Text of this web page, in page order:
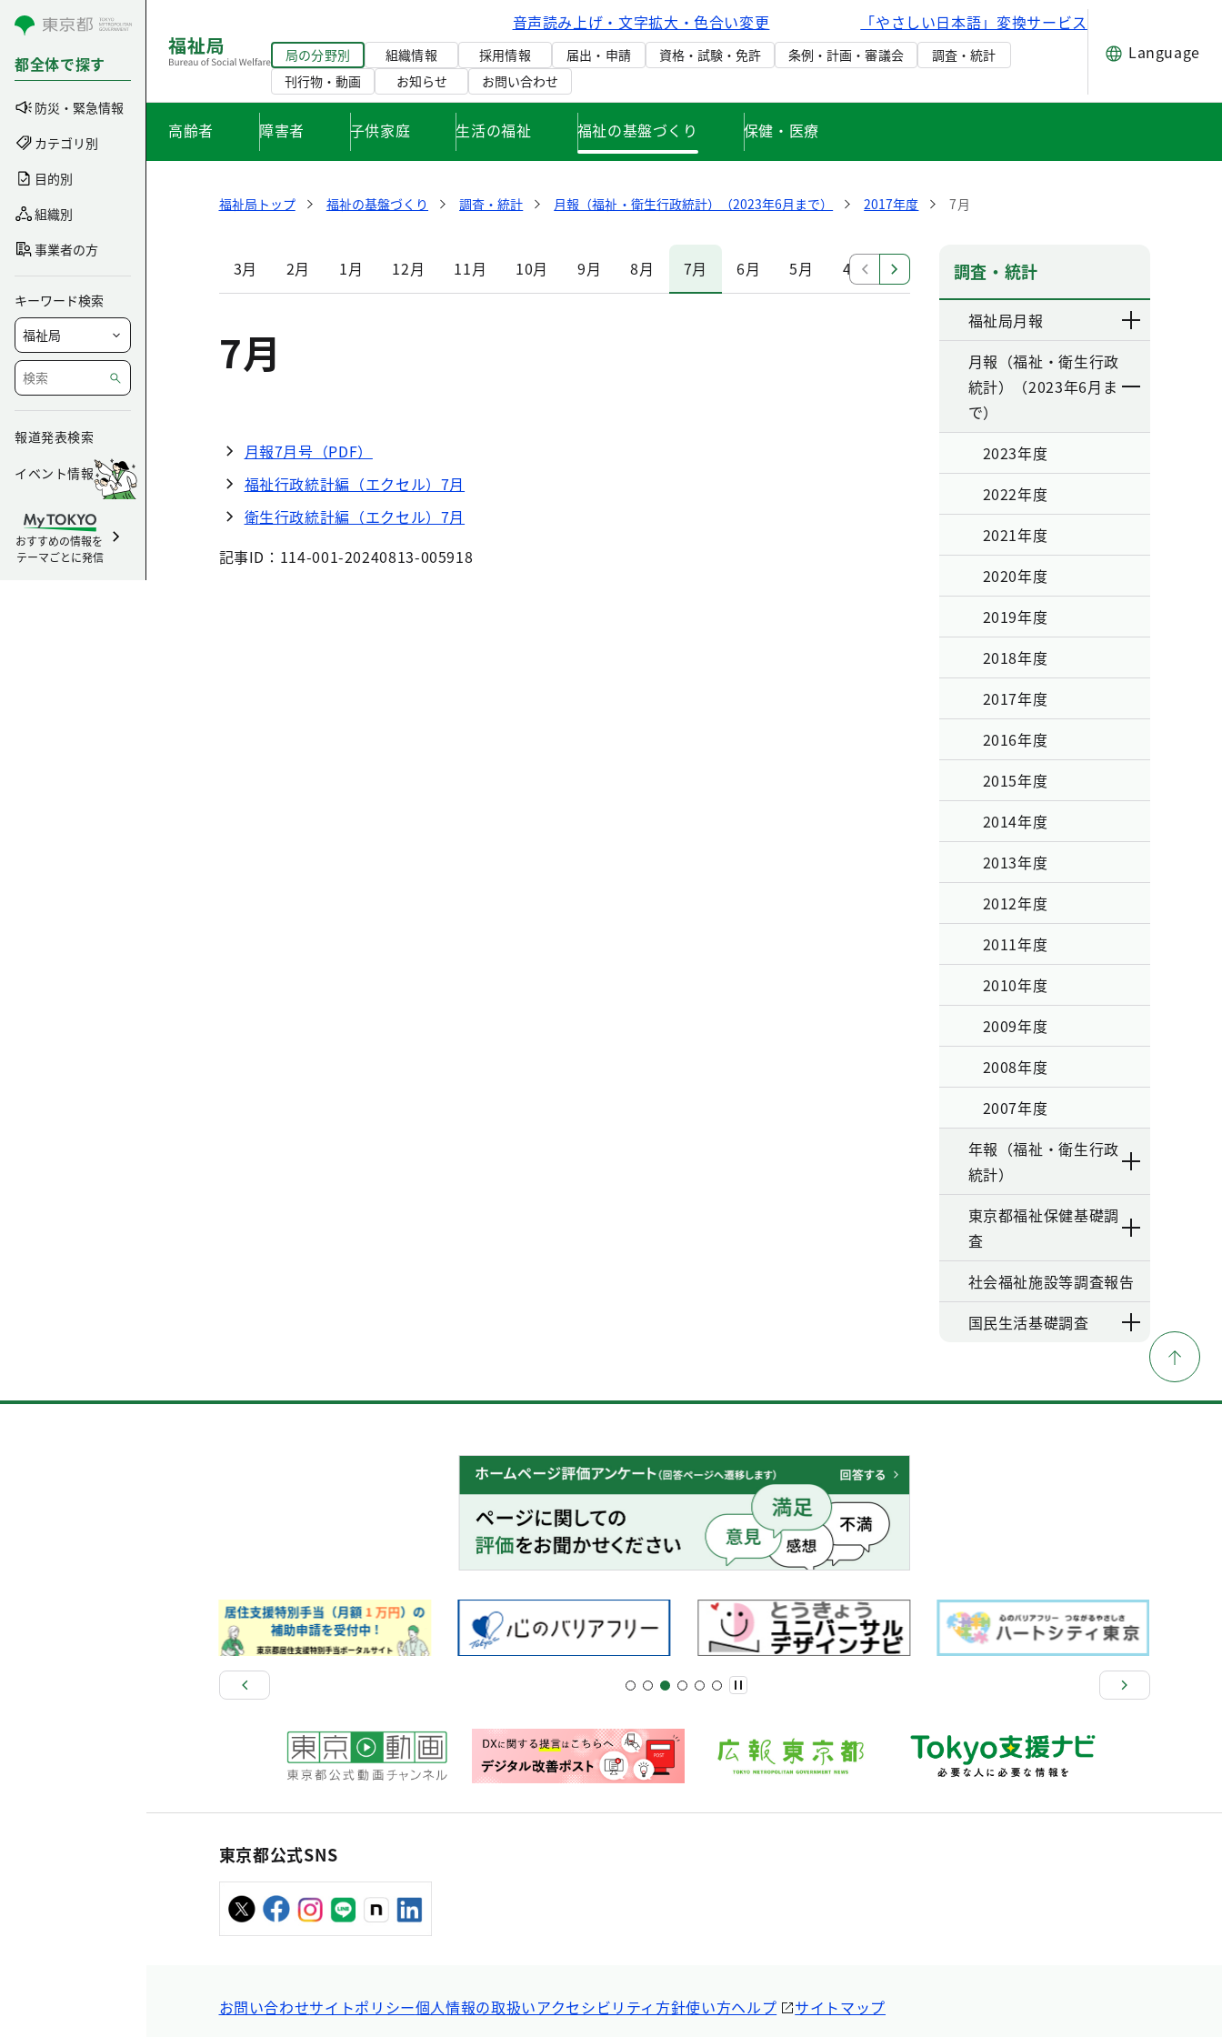
コンテンツにスキップ
都全体で探す
防災・緊急情報
カテゴリ別
目的別
組織別
事業者の方
キーワード検索
報道発表検索
イベント情報
おすすめの情報を
テーマごとに発信
音声読み上げ・文字拡大・色合い変更 「やさしい日本語」変換サービス
局の分野別 組織情報 採用情報 届出・申請 資格・試験・免許 条例・計画・審議会
調査・統計
刊行物・動画
お知らせ お問い合わせ
Language
高齢者 障害者 子供家庭 生活の福祉 福祉の基盤づくり 保健・医療
福祉局トップ 福祉の基盤づくり 調査・統計 月報（福祉・衛生行政統計）（2023年6月まで） 2017年度 7月
3月 2月 1月 12月 11月 10月 9月 8月 7月 6月 5月 4月
7月
月報7月号（PDF）
福祉行政統計編（エクセル）7月
衛生行政統計編（エクセル）7月
記事ID：114-001-20240813-005918
調査・統計
福祉局月報
月報（福祉・衛生行政
統計）（2023年6月ま
で）
2023年度
2022年度
2021年度
2020年度
2019年度
2018年度
2017年度
2016年度
2015年度
2014年度
2013年度
2012年度
2011年度
2010年度
2009年度
2008年度
2007年度
年報（福祉・衛生行政
統計）
東京都福祉保健基礎調
査
社会福祉施設等調査報告
国民生活基礎調査
東京都公式SNS
お問い合わせサイトポリシー個人情報の取扱いアクセシビリティ方針使い方ヘルプ サイトマップ